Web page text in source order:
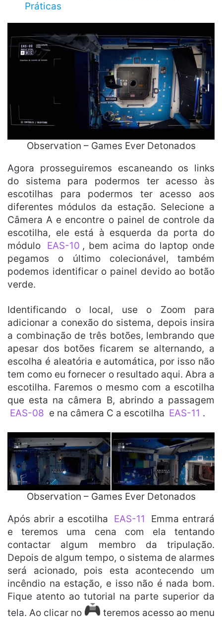
Práticas
Observation – Games Ever Detonados
Agora prosseguiremos escaneando os links
do sistema para podermos ter acesso às
escotilhas para podermos ter acesso aos
diferentes módulos da estação. Selecione a
Câmera A e encontre o painel de controle da
escotilha, ele está à esquerda da porta do
módulo
EAS-10 , bem acima do laptop onde
pegamos o último colecionável, também
podemos identificar o painel devido ao botão
verde.
Identificando o local, use o Zoom para
adicionar a conexão do sistema, depois insira
a combinação de três botões, lembrando que
apesar dos botões ficarem se alternando, a
escolha é aleatória e automática, por isso não
tem como eu fornecer o resultado aqui. Abra a
escotilha. Faremos o mesmo com a escotilha
que esta na câmera B, abrindo a passagem
EAS-08 e na câmera C a escotilha EAS-11 .
Observation – Games Ever Detonados
Após abrir a escotilha
EAS-11
Emma entrará
e teremos uma cena com ela tentando
contactar algum membro da tripulação.
Depois de algum tempo, o sistema de alarmes
será acionado, pois esta acontecendo um
incêndio na estação, e isso não é nada bom.
Fique atento ao tutorial na parte superior da
tela. Ao clicar no
teremos acesso ao menu